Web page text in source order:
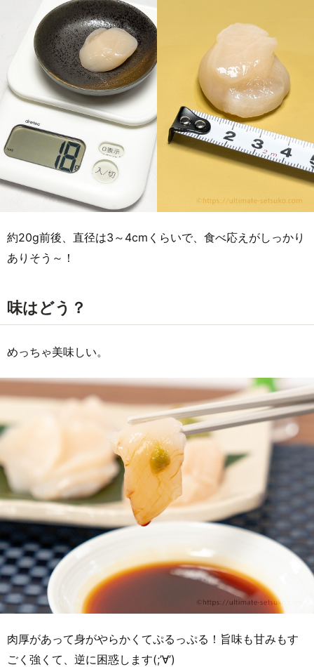
約20g前後、直径は3～4cmくらいで、食べ応えがしっかり
ありそう～！
味はどう？
めっちゃ美味しい。
肉厚があって身がやらかくてぷるっぷる！旨味も甘みもす
ごく強くて、逆に困惑します(;’∀’)